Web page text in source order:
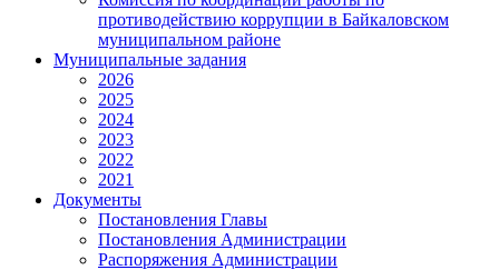
противодействию коррупции в Байкаловском
муниципальном районе
Муниципальные задания
2026
2025
2024
2023
2022
2021
Документы
Постановления Главы
Постановления Администрации
Распоряжения Администрации